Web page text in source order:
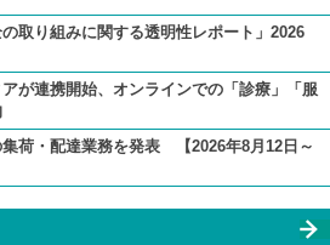
取り組みに関する透明性レポート」2026
が連携開始、オンラインでの「診療」「服
荷・配達業務を発表 【2026年8月12日～